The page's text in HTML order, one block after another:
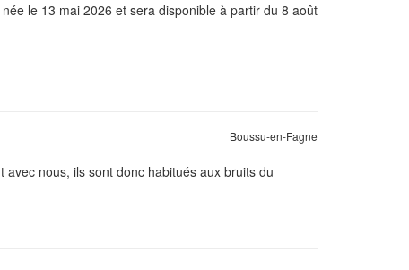
le 13 mai 2026 et sera disponible à partir du 8 août
Boussu-en-Fagne
nous, ils sont donc habitués aux bruits du